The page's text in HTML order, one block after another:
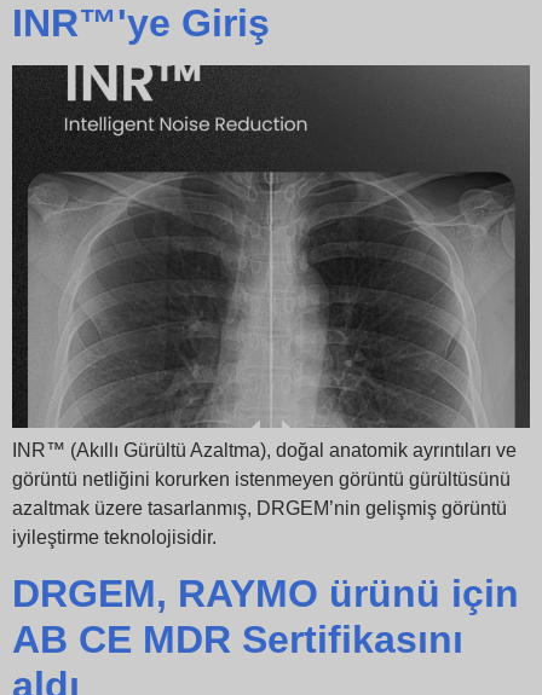
INR™'ye Giriş
INR™ (Akıllı Gürültü Azaltma), doğal anatomik ayrıntıları ve
görüntü netliğini korurken istenmeyen görüntü gürültüsünü
azaltmak üzere tasarlanmış, DRGEM’nin gelişmiş görüntü
iyileştirme teknolojisidir.
DRGEM, RAYMO ürünü için
AB CE MDR Sertifikasını
aldı